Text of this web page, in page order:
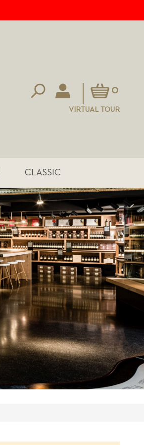
Carrello0
VIRTUAL TOUR
CLASSIC